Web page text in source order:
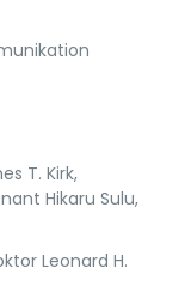
T. Kirk,
Hikaru Sulu,
Leonard H.